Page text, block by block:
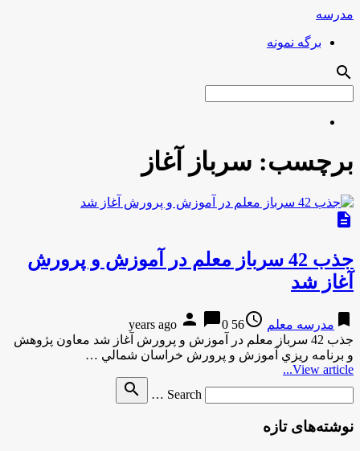
مدرسه
برگه نمونه
search
برچسب: سرباز آغاز
description
جذب 42 سرباز معلم در آموزش و پرورش
آغاز شد
bookmark مدرسه معلم access_time
56 years ago
person chat_bubble0
جذب 42 سرباز معلم در آموزش و پرورش آغاز شد معاون پژوهش
و برنامه ريزي آموزش و پرورش خراسان شمالي …
View article...
Search …
search
نوشته‌های تازه